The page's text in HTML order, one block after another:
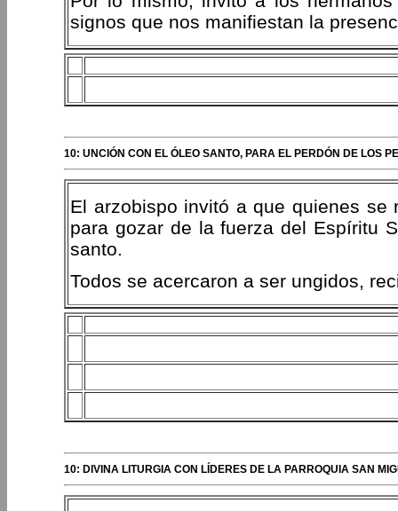
signos que nos manifiestan la
10: UNCIÓN CON EL ÓLEO SANTO, PARA EL PERDÓN DE LOS
El arzobispo invitó a que quienes se
para gozar de la fuerza del Espíritu
santo.
Todos se acercaron a ser ungidos,
10: DIVINA LITURGIA CON LÍDERES DE LA PARROQUIA SAN